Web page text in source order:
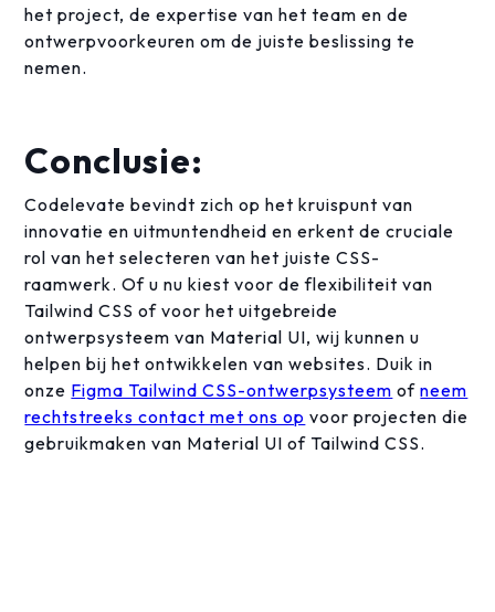
het project, de expertise van het team en de
ontwerpvoorkeuren om de juiste beslissing te
nemen.
Conclusie:
Codelevate bevindt zich op het kruispunt van
innovatie en uitmuntendheid en erkent de cruciale
rol van het selecteren van het juiste CSS-
raamwerk. Of u nu kiest voor de flexibiliteit van
Tailwind CSS of voor het uitgebreide
ontwerpsysteem van Material UI, wij kunnen u
helpen bij het ontwikkelen van websites. Duik in
onze Figma Tailwind CSS-ontwerpsysteem ofneem
rechtstreeks contact met ons op voor projecten die
gebruikmaken van Material UI of Tailwind CSS.